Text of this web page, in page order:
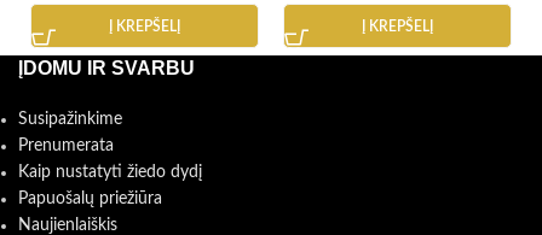
Į KREPŠELĮ Į KREPŠELĮ
ĮDOMU IR SVARBU
Susipažinkime
Prenumerata
Kaip nustatyti žiedo dydį
Papuošalų priežiūra
Naujienlaiškis